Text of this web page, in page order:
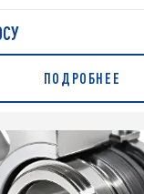
ПОДРОБНЕЕ